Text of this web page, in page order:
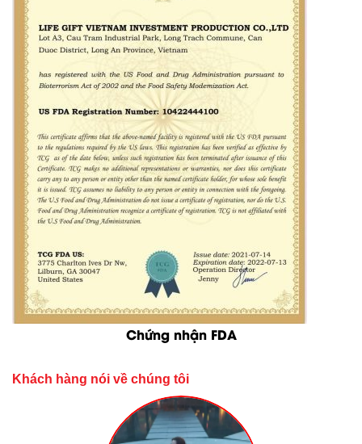
Chứng nhận FDA
Khách hàng nói về chúng tôi